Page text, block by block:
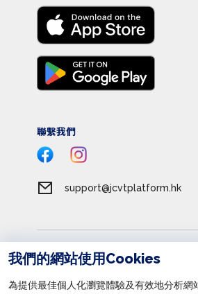
聯繫我們
support@jcvtplatform.hk
私隱政策
收集個人資料聲明
我們的網站使用Cookies
為提供最佳個人化瀏覽體驗及有效地分析網